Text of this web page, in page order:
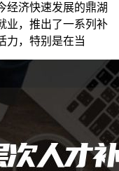
经济快速发展的鼎湖
业，推出了一系列补
力，特别是在当